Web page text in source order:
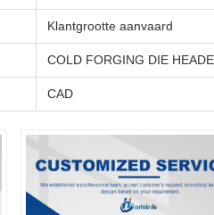
Klantgrootte aanvaard
COLD FORGING DIE
CAD